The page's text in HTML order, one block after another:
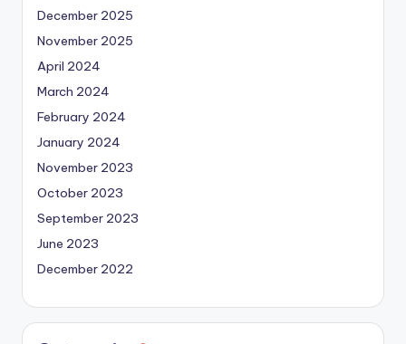
December 2025
November 2025
April 2024
March 2024
February 2024
January 2024
November 2023
October 2023
September 2023
June 2023
December 2022